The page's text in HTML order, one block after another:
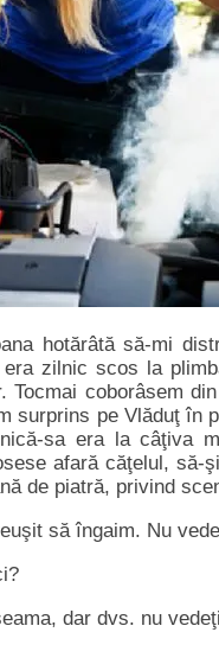
hotărâtă să-mi
zilnic scos la
Tocmai coborâsem
surprins pe Vlăduţ în
sa era la câţiva
afară căţelul, să-
de piatră, privind
să îngaim. Nu
dar dvs. nu